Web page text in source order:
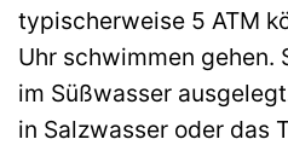
typischerweise 5 ATM
Uhr schwimmen gehen.
im Süßwasser
in Salzwasser oder das